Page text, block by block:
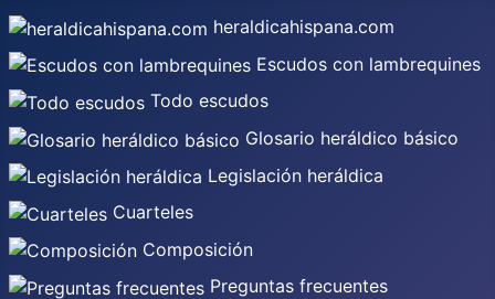
heraldicahispana.com
Escudos con lambrequines
Todo escudos
Glosario heráldico básico
Legislación heráldica
Cuarteles
Composición
Preguntas frecuentes